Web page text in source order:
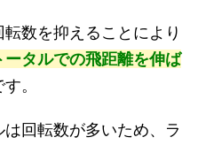
数を抑えることにより
ータルでの飛距離を伸ば
。
回転数が多いため、ラ